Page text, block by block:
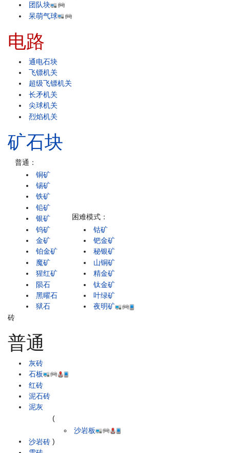
团队块
呆萌气球
电路
通电石块
飞镖机关
超级飞镖机关
长矛机关
尖球机关
烈焰机关
矿石块
普通：
铜矿
锡矿
铁矿
铅矿
银矿
钨矿
金矿
铂金矿
魔矿
猩红矿
陨石
黑曜石
狱石
困难模式：
钴矿
钯金矿
秘银矿
山铜矿
精金矿
钛金矿
叶绿矿
夜明矿
砖
普通
灰砖
石板
红砖
泥石砖
泥灰
沙岩砖
(
沙岩板
)